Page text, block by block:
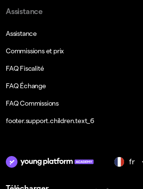
Assistance
Assistance
Commissions et prix
FAQ Fiscalité
FAQ Échange
FAQ Commissions
footer.support.children.text_6
fr